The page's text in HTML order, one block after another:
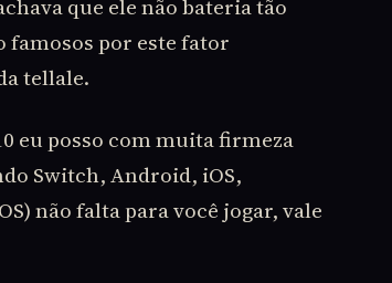
que ele não bateria tão
famosos por este fator
tellale.
eu posso com muita firmeza
Switch, Android, iOS,
não falta para você jogar, vale